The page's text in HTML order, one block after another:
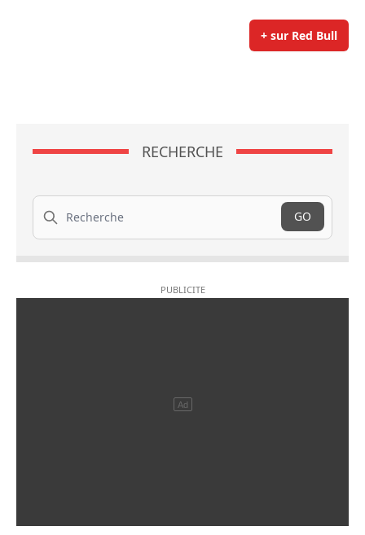
+ sur Red Bull
RECHERCHE
Recherche
GO